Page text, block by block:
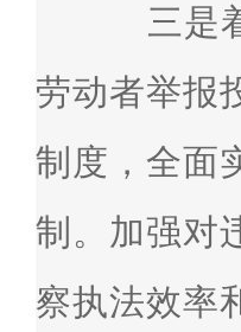
三是着
劳动者举报
制度，全面
制。加强对
察执法效率